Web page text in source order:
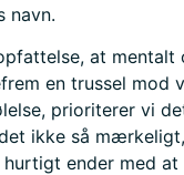
navn.
at mentalt
en trussel mod
prioriterer vi
ikke så
ender med